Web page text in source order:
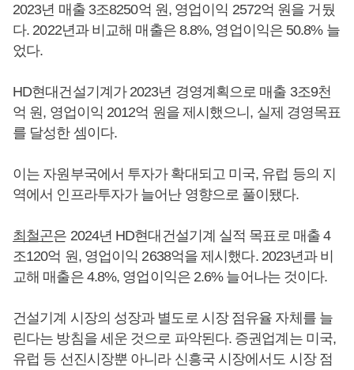
2023년 매출 3조8250억 원, 영업이익 2572억 원을 거뒀
다. 2022년과 비교해 매출은 8.8%, 영업이익은 50.8% 늘
었다.
HD현대건설기계가 2023년 경영계획으로 매출 3조9천
억 원, 영업이익 2012억 원을 제시했으니, 실제 경영목표
를 달성한 셈이다.
이는 자원부국에서 투자가 확대되고 미국, 유럽 등의 지
역에서 인프라투자가 늘어난 영향으로 풀이됐다.
최철곤은 2024년 HD현대건설기계 실적 목표로 매출 4
조120억 원, 영업이익 2638억을 제시했다. 2023년과 비
교해 매출은 4.8%, 영업이익은 2.6% 늘어나는 것이다.
건설기계 시장의 성장과 별도로 시장 점유율 자체를 늘
린다는 방침을 세운 것으로 파악된다. 증권업계는 미국,
유럽 등 선진시장뿐 아니라 신흥국 시장에서도 시장 점